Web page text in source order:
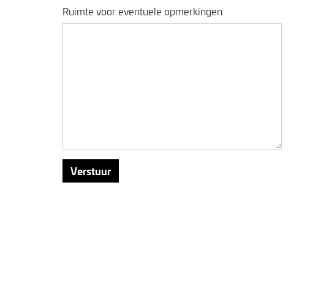
Ruimte voor eventuele opmerkingen
Verstuur